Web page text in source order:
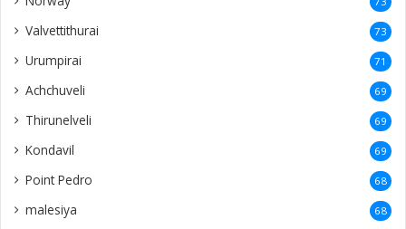
Valvettithurai 73
Urumpirai 71
Achchuveli 69
Thirunelveli 69
Kondavil 69
Point Pedro 68
malesiya 68